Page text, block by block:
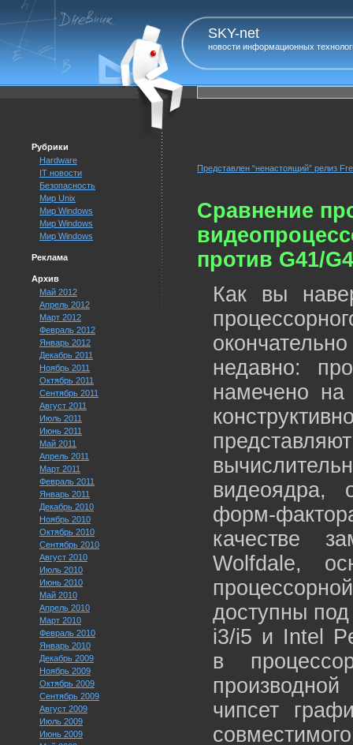
SKY-net
новости информационных
Рубрики
Hardware
IT новости
Безопасность
Мир Unix
Мир Windows
Мир Windows
Мир Windows
Реклама
Архив
Май 2012
Апрель 2012
Март 2012
Февраль 2012
Январь 2012
Декабрь 2011
Ноябрь 2011
Октябрь 2011
Сентябрь 2011
Август 2011
Июль 2011
Июнь 2011
Май 2011
Апрель 2011
Март 2011
Февраль 2011
Январь 2011
Декабрь 2010
Ноябрь 2010
Октябрь 2010
Сентябрь 2010
Август 2010
Июль 2010
Июнь 2010
Май 2010
Апрель 2010
Март 2010
Февраль 2010
Январь 2010
Декабрь 2009
Ноябрь 2009
Октябрь 2009
Сентябрь 2009
Август 2009
Июль 2009
Июнь 2009
Представлен “ненастоящий” релиз
Сравнение
против G41/
Как вы
недавно:
намечено
видеоядра,
форм-
качестве
Wolfdale,
доступны
i3/i5 и Intel
в
чипсет